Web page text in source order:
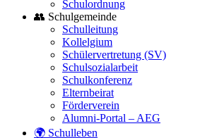
Schulordnung
👥 Schulgemeinde
Schulleitung
Kollelgium
Schülervertretung (SV)
Schulsozialarbeit
Schulkonferenz
Elternbeirat
Förderverein
Alumni-Portal – AEG
🌍 Schulleben